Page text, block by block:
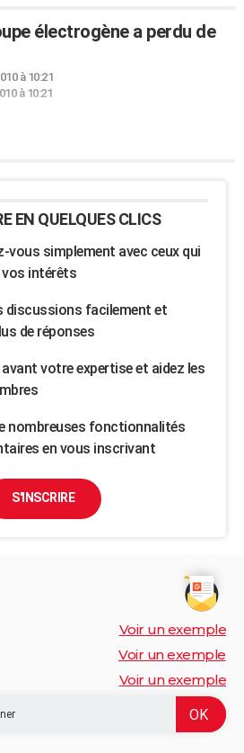
électrogène a perdu de
à 10:21
à 10:21
EN QUELQUES CLICS
vous simplement avec ceux qui
intérêts
discussions facilement et
de réponses
votre expertise et aidez les
nombreuses fonctionnalités
en vous inscrivant
S'INSCRIRE
Voir un exemple
Voir un exemple
Voir un exemple